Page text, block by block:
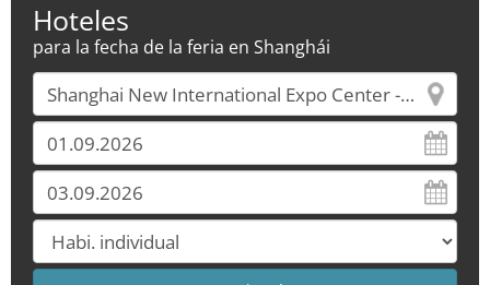
Hoteles
para la fecha de la feria en Shanghái